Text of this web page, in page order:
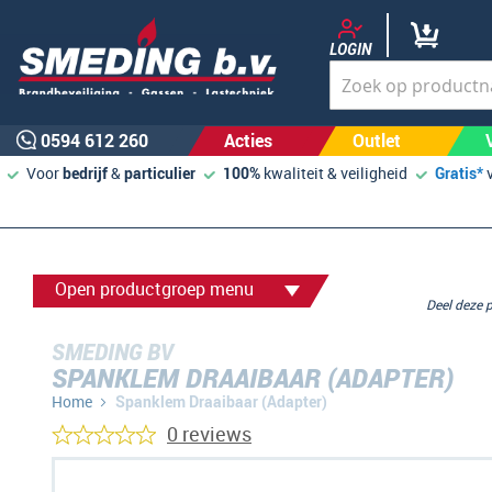
LOGIN
0594 612 260 Acties Outlet
Voorbedrijf&particulier 100% kwaliteit & veiligheid Gratis*
Open productgroep menu
SMEDING BV
SPANKLEM DRAAIBAAR (ADAPTER)
Home Spanklem Draaibaar (Adapter)
Deel
0 reviews
Ga